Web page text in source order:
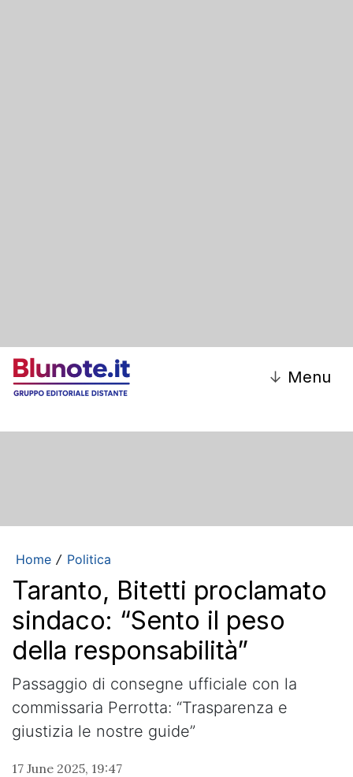
↓ Menu
Home / Politica
Taranto, Bitetti proclamato
sindaco: “Sento il peso
della responsabilità”
Passaggio di consegne ufficiale con la
commissaria Perrotta: “Trasparenza e
giustizia le nostre guide”
17 June 2025, 19:47